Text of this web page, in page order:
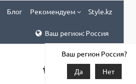
Блог Рекомендуем Style.kz
Ваш регион: Россия
Ваш регион Россия?
Да
Нет